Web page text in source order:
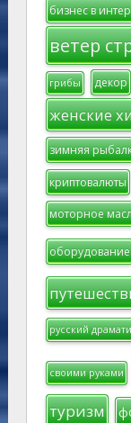
бизнес в
ветер
грибы декор
женские
зимняя
криптовалюты
моторное
оборудование
русский
своими руками
туризм